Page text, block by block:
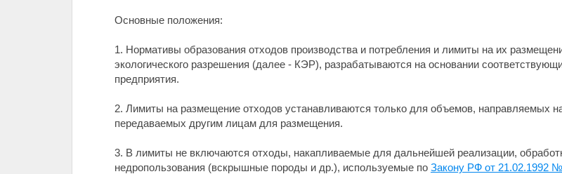
Основные положения:
1. Нормативы образования отходов производства и потребления и лимиты на их
экологического разрешения (далее - КЭР), разрабатываются на основании
предприятия.
2. Лимиты на размещение отходов устанавливаются только для объемов, направляемых
передаваемых другим лицам для размещения.
3. В лимиты не включаются отходы, накапливаемые для дальнейшей реализации,
недропользования (вскрышные породы и др.), используемые по Закону РФ от 21.02.1992